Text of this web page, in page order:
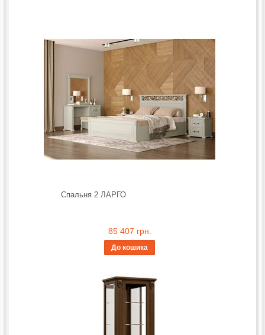
Спальня 2 ЛАРГО
85 407 грн.
До кошика